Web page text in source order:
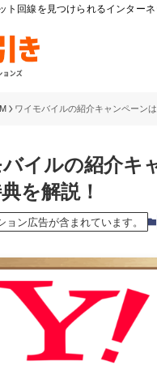
ト回線を見つけられるインター
ワイモバイルの紹介キャンペーン
イルの紹介キ
を解説！
ン広告が含まれています。